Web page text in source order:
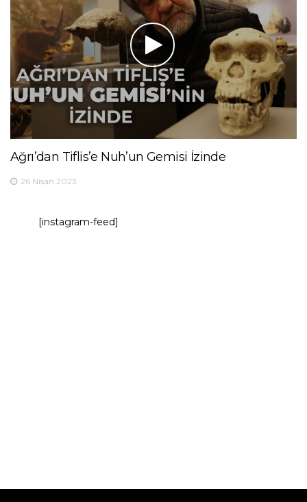
Ağrı’dan Tiflis’e Nuh’un Gemisi İzinde
26 Nisan 2023
[instagram-feed]